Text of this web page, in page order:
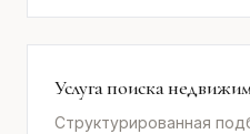
Услуга поиска
Структурированная